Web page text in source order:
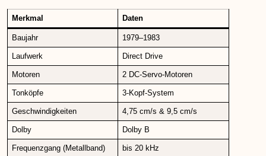
Merkmal Daten
Baujahr 1979–1983
Laufwerk Direct Drive
Motoren 2 DC-Servo-Motoren
Tonköpfe 3-Kopf-System
Geschwindigkeiten 4,75 cm/s & 9,5 cm/s
Dolby Dolby B
Frequenzgang (Metallband) bis 20 kHz